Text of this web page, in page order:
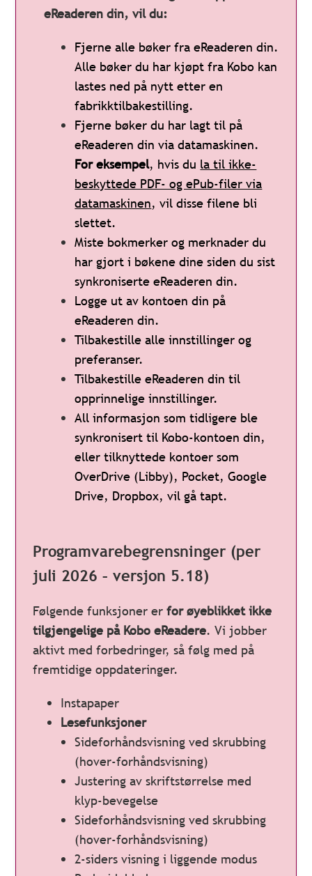
eReaderen din, vil du:
Fjerne alle bøker fra eReaderen din.
Alle bøker du har kjøpt fra Kobo kan
lastes ned på nytt etter en
fabrikktilbakestilling.
Fjerne bøker du har lagt til på
eReaderen din via datamaskinen.
For eksempel, hvis du la til ikke-
beskyttede PDF- og ePub-filer via
datamaskinen, vil disse filene bli
slettet.
Miste bokmerker og merknader du
har gjort i bøkene dine siden du sist
synkroniserte eReaderen din.
Logge ut av kontoen din på
eReaderen din.
Tilbakestille alle innstillinger og
preferanser.
Tilbakestille eReaderen din til
opprinnelige innstillinger.
All informasjon som tidligere ble
synkronisert til Kobo-kontoen din,
eller tilknyttede kontoer som
OverDrive (Libby), Pocket, Google
Drive, Dropbox, vil gå tapt.
Programvarebegrensninger (per
juli 2026 – versjon 5.18)
Følgende funksjoner erfor øyeblikket ikke
tilgjengelige på Kobo eReadere. Vi jobber
aktivt med forbedringer, så følg med på
fremtidige oppdateringer.
Instapaper
Lesefunksjoner
Sideforhåndsvisning ved skrubbing
(hover-forhåndsvisning)
Justering av skriftstørrelse med
klyp-bevegelse
Sideforhåndsvisning ved skrubbing
(hover-forhåndsvisning)
2-siders visning i liggende modus